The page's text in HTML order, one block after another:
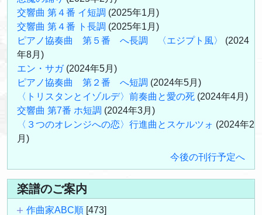
交響曲 第４番 イ短調 (2025年1月)
交響曲 第４番 ト長調 (2025年1月)
ピアノ協奏曲 第５番 へ長調 〈エジプト風〉
(2024
年8月)
エン・サガ(2024年5月)
ピアノ協奏曲 第２番 へ短調 (2024年5月)
〈トリスタンとイゾルデ〉前奏曲と愛の死 (2024年4月)
交響曲 第7番 ホ短調 (2024年3月)
〈３つのオレンジへの恋〉行進曲とスケルツォ (2024年2
月)
今後の刊行予定へ
楽譜のご案内
作曲家ABC順 [473]